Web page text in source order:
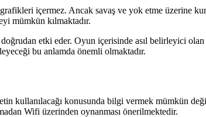
içermez. Ancak savaş ve yok etme üzerine
mümkün kılmaktadır.
etki eder. Oyun içerisinde asıl belirleyici olan
bu anlamda önemli olmaktadır.
kullanılacağı konusunda bilgi vermek mümkün
Wifi üzerinden oynanması önerilmektedir.